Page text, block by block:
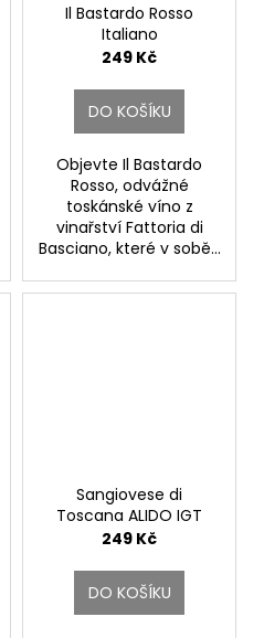
Il Bastardo Rosso
Italiano
Fattoria di Basciano
249 Kč
DO KOŠÍKU
Objevte Il Bastardo
Rosso, odvážné
toskánské víno z
vinařství Fattoria di
Basciano, které v sobě...
Sangiovese di
Toscana ALIDO IGT
Fattoria di Basciano
249 Kč
DO KOŠÍKU